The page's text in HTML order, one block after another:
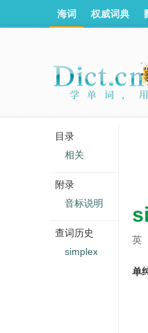
英
单
海词 权威词典
目录
相关
附录
音标说明
查词历史
simplex